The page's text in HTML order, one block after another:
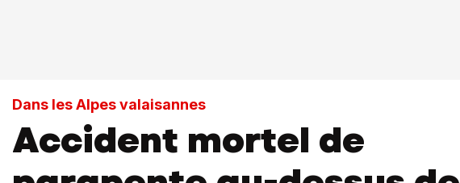
Dans les Alpes valaisannes
Accident mortel de